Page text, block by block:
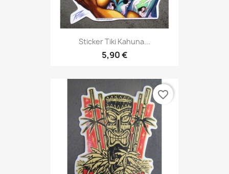
Sticker Tiki Kahuna...
5,90 €
favorite_border